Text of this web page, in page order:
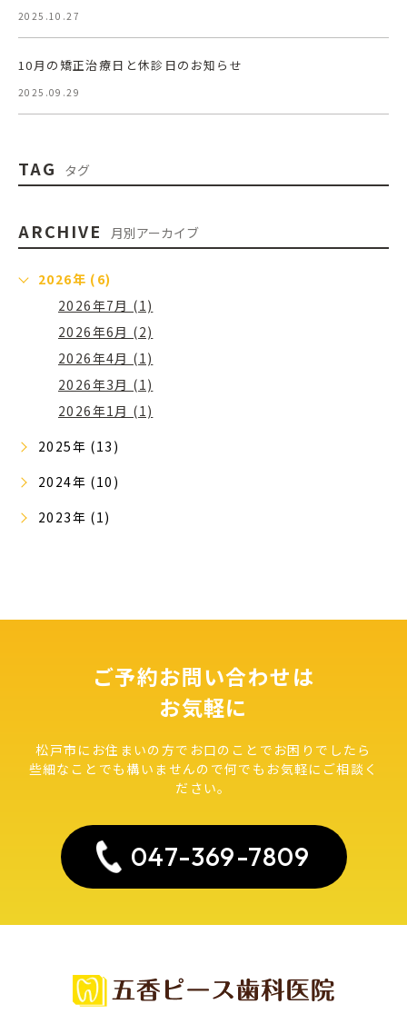
2025.10.27
10月の矯正治療日と休診日のお知らせ
2025.09.29
TAG タグ
ARCHIVE 月別アーカイブ
2026年 (6)
2026年7月 (1)
2026年6月 (2)
2026年4月 (1)
2026年3月 (1)
2026年1月 (1)
2025年 (13)
2024年 (10)
2023年 (1)
ご予約お問い合わせは
お気軽に
松戸市にお住まいの方でお口のことでお困りでしたら
些細なことでも構いませんので何でもお気軽にご相談く
ださい。
047-369-7809